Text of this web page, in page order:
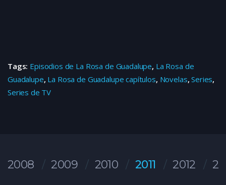
Tags: Episodios de La Rosa de Guadalupe, La Rosa de
Guadalupe, La Rosa de Guadalupe capítulos, Novelas,Series,
Series de TV
2008 2009 2010 2011 2012